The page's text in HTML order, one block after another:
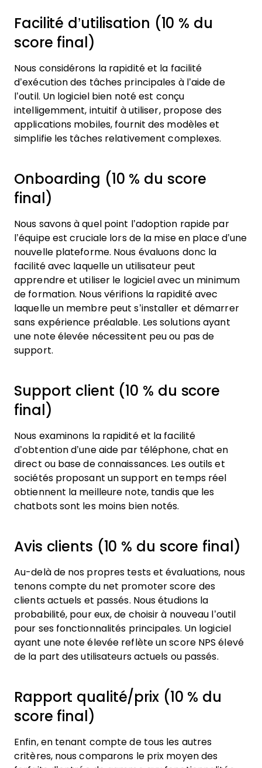
Facilité d’utilisation (10 % du
score final)
Nous considérons la rapidité et la facilité
d’exécution des tâches principales à l’aide de
l’outil. Un logiciel bien noté est conçu
intelligemment, intuitif à utiliser, propose des
applications mobiles, fournit des modèles et
simplifie les tâches relativement complexes.
Onboarding (10 % du score
final)
Nous savons à quel point l’adoption rapide par
l’équipe est cruciale lors de la mise en place d’une
nouvelle plateforme. Nous évaluons donc la
facilité avec laquelle un utilisateur peut
apprendre et utiliser le logiciel avec un minimum
de formation. Nous vérifions la rapidité avec
laquelle un membre peut s’installer et démarrer
sans expérience préalable. Les solutions ayant
une note élevée nécessitent peu ou pas de
support.
Support client (10 % du score
final)
Nous examinons la rapidité et la facilité
d’obtention d’une aide par téléphone, chat en
direct ou base de connaissances. Les outils et
sociétés proposant un support en temps réel
obtiennent la meilleure note, tandis que les
chatbots sont les moins bien notés.
Avis clients (10 % du score final)
Au-delà de nos propres tests et évaluations, nous
tenons compte du net promoter score des
clients actuels et passés. Nous étudions la
probabilité, pour eux, de choisir à nouveau l’outil
pour ses fonctionnalités principales. Un logiciel
ayant une note élevée reflète un score NPS élevé
de la part des utilisateurs actuels ou passés.
Rapport qualité/prix (10 % du
score final)
Enfin, en tenant compte de tous les autres
critères, nous comparons le prix moyen des